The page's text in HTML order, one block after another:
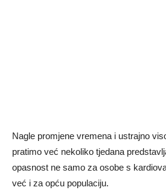
Nagle promjene vremena i ustrajno
pratimo već nekoliko tjedana
opasnost ne samo za osobe s
već i za opću populaciju.